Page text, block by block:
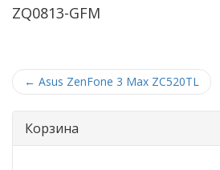
ZQ0813-GFM
← Asus ZenFone 3 Max ZC520TL
Корзина